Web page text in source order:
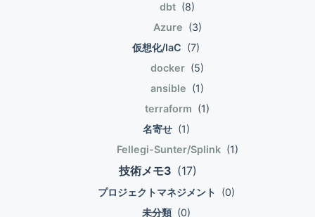
dbt (8)
Azure (3)
仮想化/IaC (7)
docker (5)
ansible (1)
terraform (1)
名寄せ (1)
Fellegi-Sunter/Splink (1)
技術メモ3 (17)
プロジェクトマネジメント
(0)
未分類 (0)